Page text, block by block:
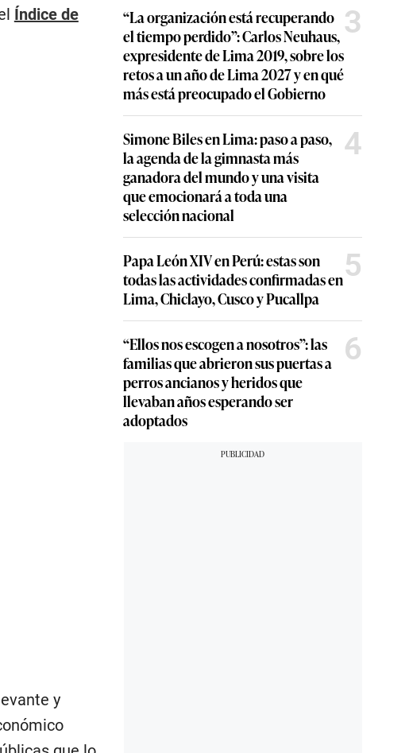
Índice de
y
“La organización está recuperando
el tiempo perdido”: Carlos Neuhaus,
expresidente de Lima 2019, sobre los
retos a un año de Lima 2027 y en qué
más está preocupado el Gobierno
3
Simone Biles en Lima: paso a paso,
la agenda de la gimnasta más
ganadora del mundo y una visita
que emocionará a toda una
selección nacional
4
Papa León XIV en Perú: estas son
todas las actividades confirmadas en
Lima, Chiclayo, Cusco y Pucallpa
5
“Ellos nos escogen a nosotros”: las
familias que abrieron sus puertas a
perros ancianos y heridos que
llevaban años esperando ser
adoptados
6